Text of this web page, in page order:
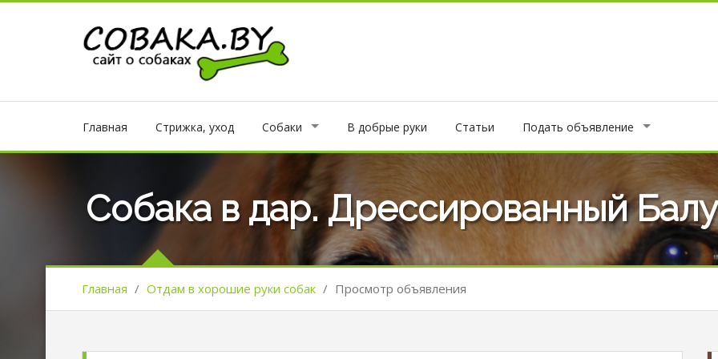
Главная Стрижка, уход Собаки В добрые руки Статьи Подать объявление
Собака в дар. Дрессированный
Главная / Отдам в хорошие руки собак / Просмотр объявления